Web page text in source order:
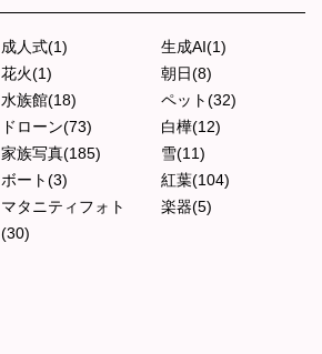
成人式(1)
生成AI(1)
花火(1)
朝日(8)
水族館(18)
ペット(32)
ドローン(73)
白樺(12)
家族写真(185)
雪(11)
ボート(3)
紅葉(104)
マタニティフォト
(30)
楽器(5)